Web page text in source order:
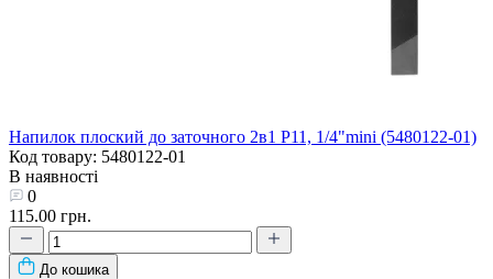
Напилок плоский до заточного 2в1 P11, 1/4"mini (5480122-01)
Код товару: 5480122-01
В наявності
0
115.00 грн.
До кошика